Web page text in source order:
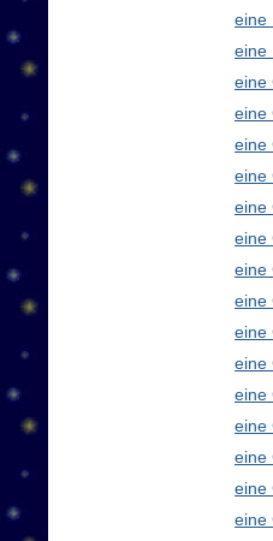
eine
eine
eine
eine
eine
eine
eine
eine
eine
eine
eine
eine
eine
eine
eine
eine
eine